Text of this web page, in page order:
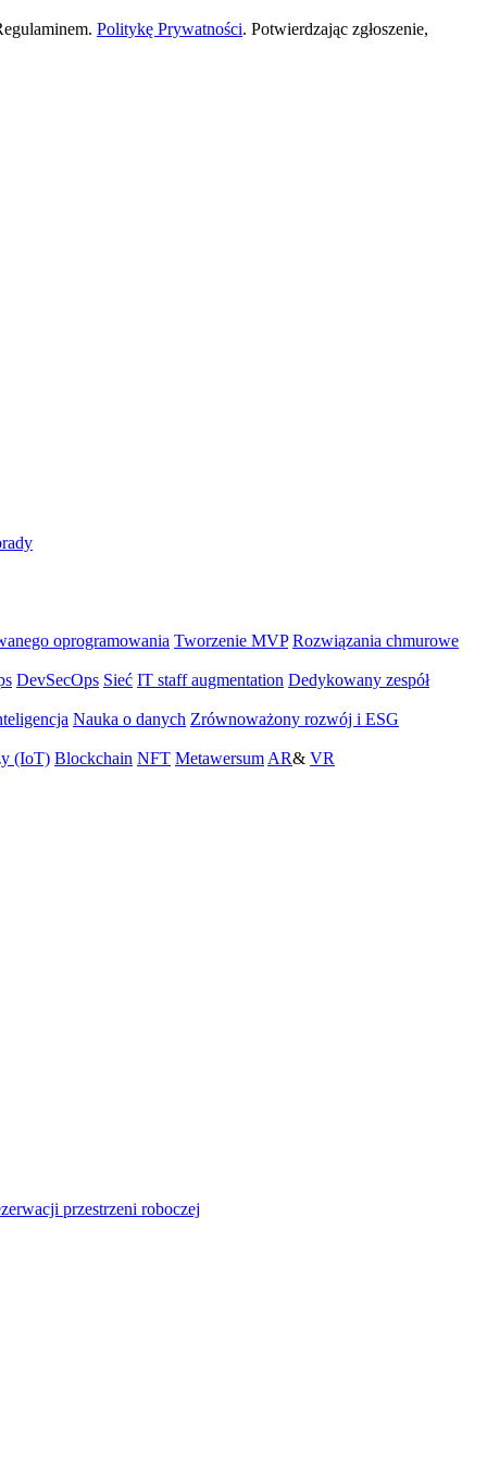
Politykę Prywatności. Potwierdzając zgłoszenie,
oprogramowania Tworzenie MVP Rozwiązania chmurowe
DevSecOps Sieć IT staff augmentation Dedykowany zespół
Nauka o danych Zrównoważony rozwój i ESG
(IoT) Blockchain NFT Metawersum AR& VR
przestrzeni roboczej